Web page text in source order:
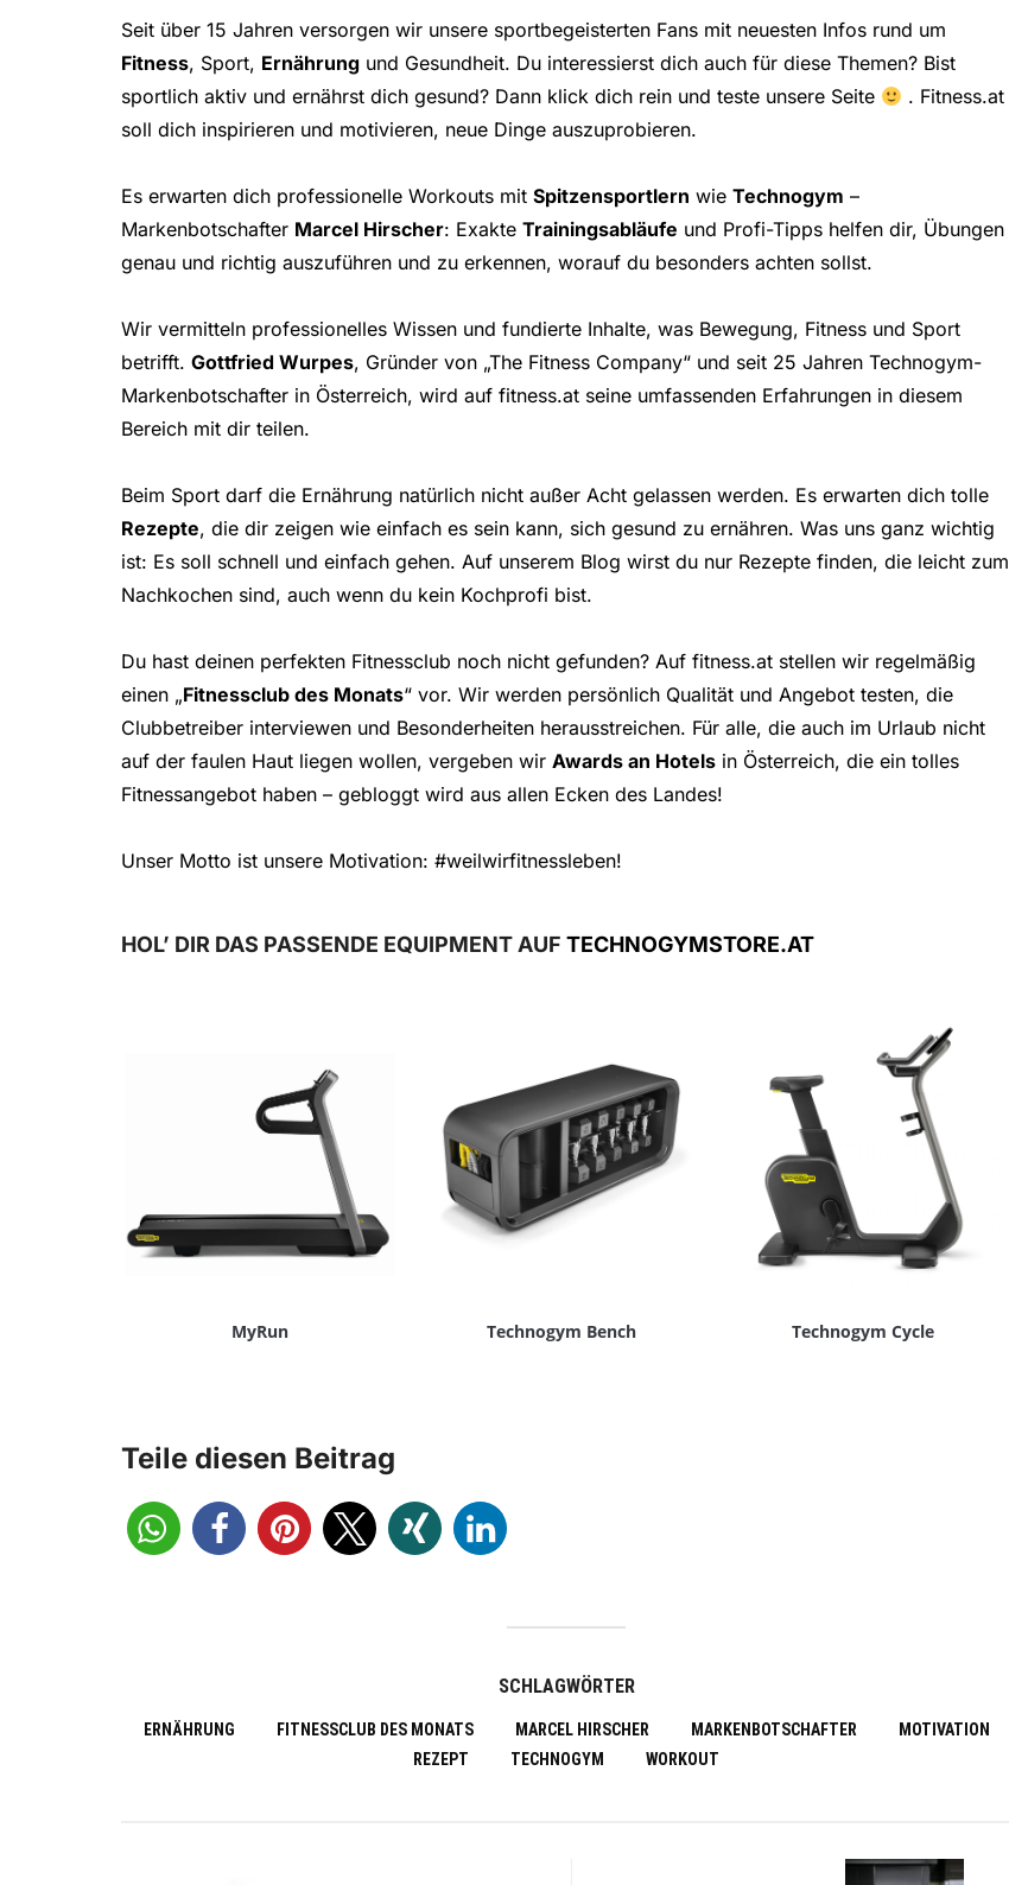
Seit über 15 Jahren versorgen wir unsere sportbegeisterten Fans mit neuesten Infos rund um
Fitness, Sport, Ernährung und Gesundheit. Du interessierst dich auch für diese Themen? Bist
sportlich aktiv und ernährst dich gesund? Dann klick dich rein und teste unsere Seite
. Fitness.at
soll dich inspirieren und motivieren, neue Dinge auszuprobieren.
Es erwarten dich professionelle Workouts mit Spitzensportlern wie Technogym –
Markenbotschafter Marcel Hirscher: Exakte Trainingsabläufe und Profi-Tipps helfen dir, Übungen
genau und richtig auszuführen und zu erkennen, worauf du besonders achten sollst.
Wir vermitteln professionelles Wissen und fundierte Inhalte, was Bewegung, Fitness und Sport
betrifft. Gottfried Wurpes, Gründer von „The Fitness Company“ und seit 25 Jahren Technogym-
Markenbotschafter in Österreich, wird auf fitness.at seine umfassenden Erfahrungen in diesem
Bereich mit dir teilen.
Beim Sport darf die Ernährung natürlich nicht außer Acht gelassen werden. Es erwarten dich tolle
Rezepte, die dir zeigen wie einfach es sein kann, sich gesund zu ernähren. Was uns ganz wichtig
ist: Es soll schnell und einfach gehen. Auf unserem Blog wirst du nur Rezepte finden, die leicht zum
Nachkochen sind, auch wenn du kein Kochprofi bist.
Du hast deinen perfekten Fitnessclub noch nicht gefunden? Auf fitness.at stellen wir regelmäßig
einen „Fitnessclub des Monats“ vor. Wir werden persönlich Qualität und Angebot testen, die
Clubbetreiber interviewen und Besonderheiten herausstreichen. Für alle, die auch im Urlaub nicht
auf der faulen Haut liegen wollen, vergeben wir Awards an Hotels in Österreich, die ein tolles
Fitnessangebot haben – gebloggt wird aus allen Ecken des Landes!
Unser Motto ist unsere Motivation: #weilwirfitnessleben!
HOL’ DIR DAS PASSENDE EQUIPMENT AUF TECHNOGYMSTORE.AT
MyRun Technogym Bench Technogym Cycle
Teile diesen Beitrag
SCHLAGWÖRTER
ERNÄHRUNG FITNESSCLUB DES MONATS MARCEL HIRSCHER MARKENBOTSCHAFTER
MOTIVATION
REZEPT
TECHNOGYM WORKOUT